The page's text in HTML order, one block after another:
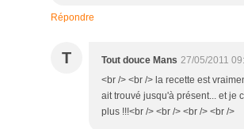
Répondre
T Tout douce Mans 27/05/2011
<br /> <br /> la recette est
ait trouvé jusqu'à présent... et je
plus !!!<br /> <br /> <br /> <br />